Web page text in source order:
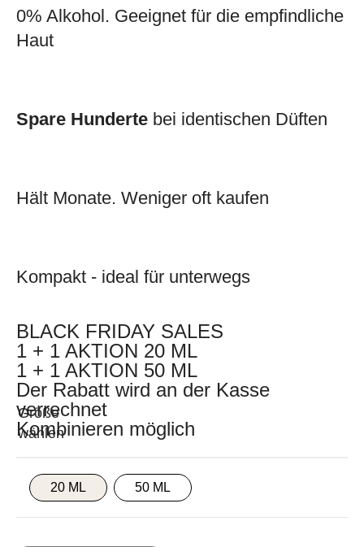
0% Alkohol. Geeignet für die empfindliche
Haut
Spare Hunderte bei identischen Düften
Hält Monate. Weniger oft kaufen
Kompakt - ideal für unterwegs
BLACK FRIDAY SALES
1 + 1 AKTION 20 ML
1 + 1 AKTION 50 ML
Der Rabatt wird an der Kasse
verrechnet
Kombinieren möglich
20 ML 50 ML